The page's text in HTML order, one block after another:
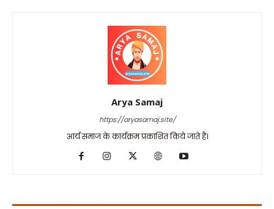
Arya Samaj
https://aryasamaj.site/
आर्य समाज के कार्यक्रम प्रकाशित किये जाते हैं।